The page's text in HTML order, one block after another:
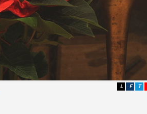
T
F
L